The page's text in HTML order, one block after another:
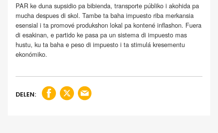
PAR ke duna supsidio pa bibienda, transporte públiko i akohida pa
mucha despues di skol. Tambe ta baha impuesto riba merkansia
esensial i ta promové produkshon lokal pa kontené inflashon. Fuera
di esakinan, e partido ke pasa pa un sistema di impuesto mas
hustu, ku ta baha e peso di impuesto i ta stimulá kresementu
ekonómiko.
DELEN: